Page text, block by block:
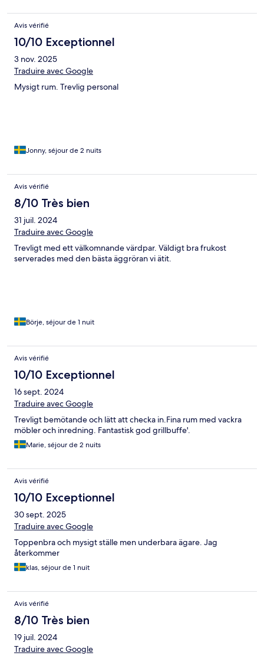
Avis vérifié
10/10 Exceptionnel
3 nov. 2025
Traduire avec Google
Mysigt rum. Trevlig personal
Jonny, séjour de 2 nuits
Avis vérifié
8/10 Très bien
31 juil. 2024
Traduire avec Google
Trevligt med ett välkomnande värdpar. Väldigt bra frukost
serverades med den bästa äggröran vi ätit.
Börje, séjour de 1 nuit
Avis vérifié
10/10 Exceptionnel
16 sept. 2024
Traduire avec Google
Trevligt bemötande och lätt att checka in.Fina rum med vackra
möbler och inredning. Fantastisk god grillbuffe'.
Marie, séjour de 2 nuits
Avis vérifié
10/10 Exceptionnel
30 sept. 2025
Traduire avec Google
Toppenbra och mysigt ställe men underbara ägare. Jag
återkommer
klas, séjour de 1 nuit
Avis vérifié
8/10 Très bien
19 juil. 2024
Traduire avec Google